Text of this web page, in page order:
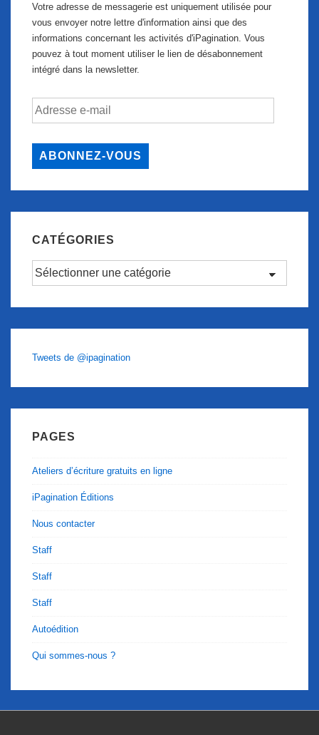
Votre adresse de messagerie est uniquement utilisée pour
vous envoyer notre lettre d'information ainsi que des
informations concernant les activités d'iPagination. Vous
pouvez à tout moment utiliser le lien de désabonnement
intégré dans la newsletter.
Adresse
ABONNEZ-VOUS
CATÉGORIES
Catégories
Tweets de @ipagination
PAGES
Ateliers d’écriture gratuits en ligne
iPagination Éditions
Nous contacter
Staff
Staff
Staff
Autoédition
Qui sommes-nous ?